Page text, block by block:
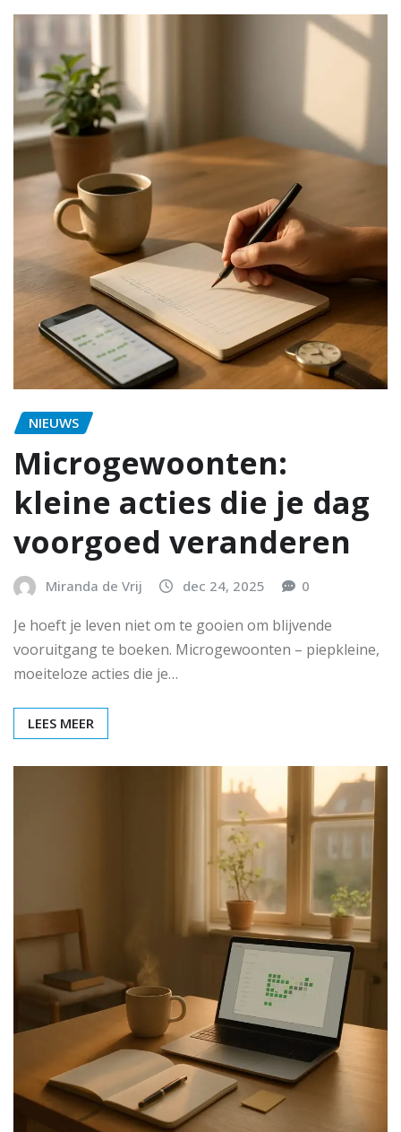
NIEUWS
Microgewoonten:
kleine acties die je dag
voorgoed veranderen
Miranda de Vrij dec 24, 2025 0
Je hoeft je leven niet om te gooien om blijvende
vooruitgang te boeken. Microgewoonten – piepkleine,
moeiteloze acties die je…
LEES MEER